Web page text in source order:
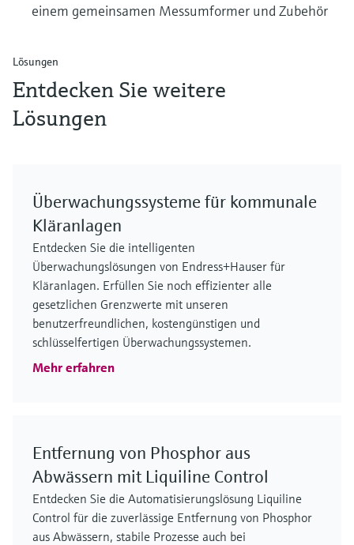
einem gemeinsamen Messumformer und Zubehör
Lösungen
Entdecken Sie weitere
Lösungen
Überwachungssysteme für kommunale
Kläranlagen
Entdecken Sie die intelligenten
Überwachungslösungen von Endress+Hauser für
Kläranlagen. Erfüllen Sie noch effizienter alle
gesetzlichen Grenzwerte mit unseren
benutzerfreundlichen, kostengünstigen und
schlüsselfertigen Überwachungssystemen.
Mehr erfahren
Entfernung von Phosphor aus
Abwässern mit Liquiline Control
Entdecken Sie die Automatisierungslösung Liquiline
Control für die zuverlässige Entfernung von Phosphor
aus Abwässern, stabile Prozesse auch bei